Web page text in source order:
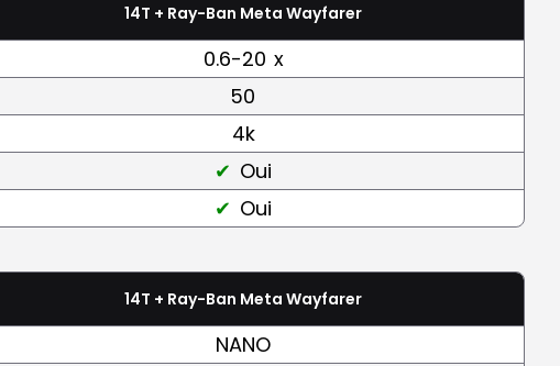
14T + Ray-Ban Meta Wayfarer
0.6-20 x
50
4k
Oui
Oui
14T + Ray-Ban Meta Wayfarer
NANO